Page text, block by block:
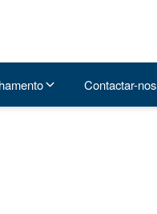
Contactar-nos